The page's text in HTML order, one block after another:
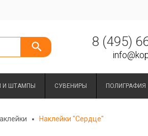
8 (495)
И ШТАМПЫ СУВЕНИРЫ ПОЛИГРАФИЯ
Наклейки "Сердце"